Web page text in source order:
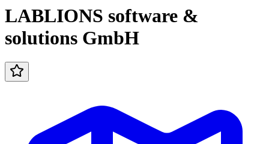
LABLIONS software &
solutions GmbH